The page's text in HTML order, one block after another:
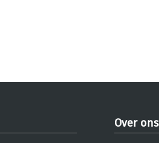
Over ons